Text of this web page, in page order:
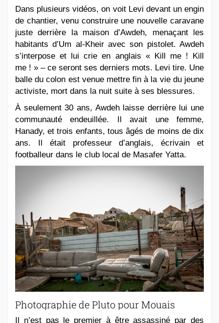
Dans plusieurs vidéos, on voit Levi devant un engin
de chantier, venu construire une nouvelle caravane
juste derrière la maison d’Awdeh, menaçant les
habitants d’Um al-Kheir avec son pistolet. Awdeh
s’interpose et lui crie en anglais « Kill me ! Kill
me ! » – ce seront ses derniers mots. Levi tire. Une
balle du colon est venue mettre fin à la vie du jeune
activiste, mort dans la nuit suite à ses blessures.
À seulement 30 ans, Awdeh laisse derrière lui une
communauté endeuillée. Il avait une femme,
Hanady, et trois enfants, tous âgés de moins de dix
ans. Il était professeur d’anglais, écrivain et
footballeur dans le club local de Masafer Yatta.
Photographie de Pluto pour Mouais
Il n’est pas le premier à être assassiné par des